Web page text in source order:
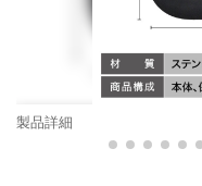
製品詳細